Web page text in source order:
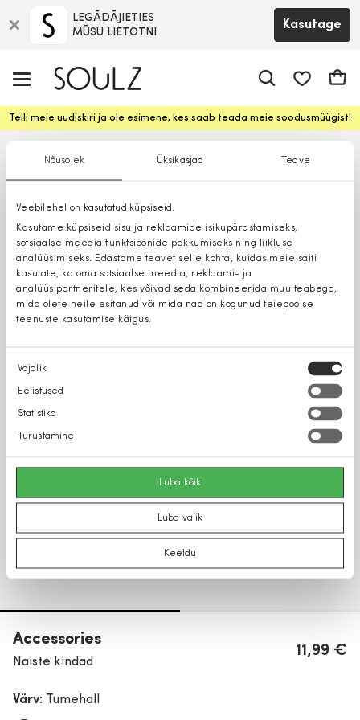
Nõusolek Üksikasjad Teave
Veebilehel on kasutatud küpsiseid.
Kasutame küpsiseid sisu ja reklaamide isikupärastamiseks,
sotsiaalse meedia funktsioonide pakkumiseks ning liikluse
analüüsimiseks. Edastame teavet selle kohta, kuidas meie saiti
kasutate, ka oma sotsiaalse meedia, reklaami- ja
analüüsipartneritele, kes võivad seda kombineerida muu teabega,
mida olete neile esitanud või mida nad on kogunud teiepoolse
teenuste kasutamise käigus.
Nõusoleku
valik
Vajalik
Eelistused
Statistika
Turustamine
Luba kõik
Luba valik
Keeldu
LEGĀDĀJIETIES
MŪSU LIETOTNI
Kasutage
Telli meie uudiskiri ja ole esimene, kes saab teada meie soodusmüügist!
Accessories
Naiste kindad
11,99 €
Värv: Tumehall